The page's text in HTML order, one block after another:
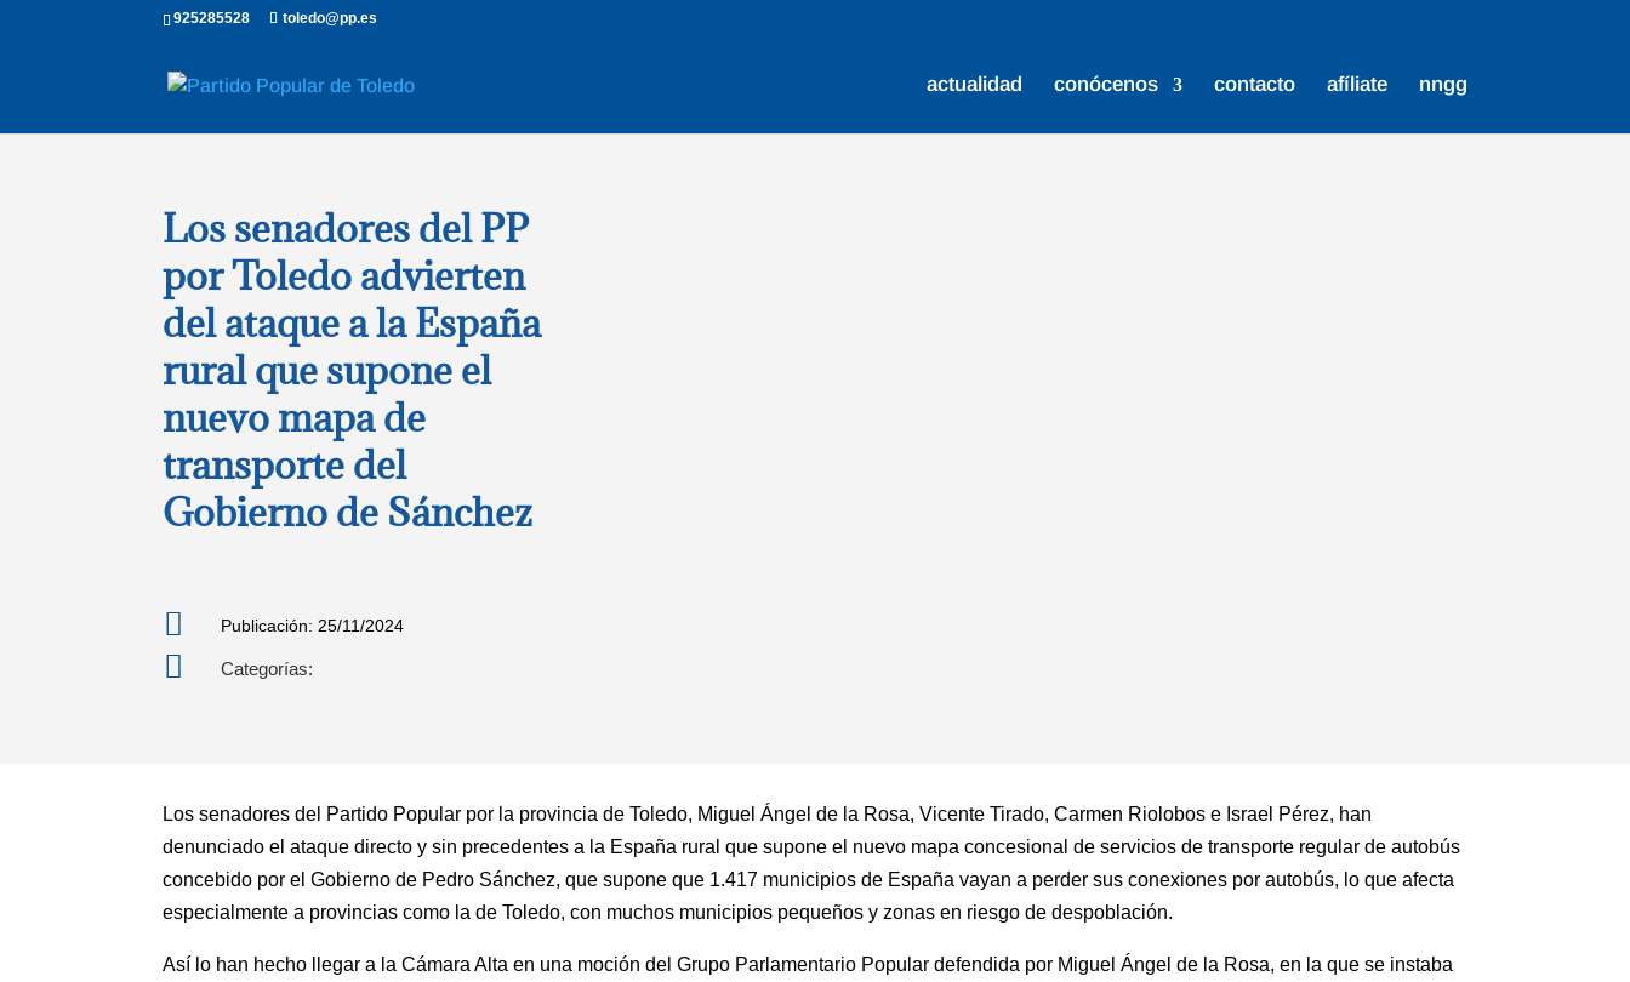
925285528 toledo@pp.es
actualidad conócenos contacto afíliate nngg
Los senadores del PP
por Toledo advierten
del ataque a la España
rural que supone el
nuevo mapa de
transporte del
Gobierno de Sánchez
 Publicación: 25/11/2024
 Categorías:
Los senadores del Partido Popular por la provincia de Toledo, Miguel Ángel de la Rosa, Vicente Tirado, Carmen Riolobos e Israel Pérez, han
denunciado el ataque directo y sin precedentes a la España rural que supone el nuevo mapa concesional de servicios de transporte regular de autobús
concebido por el Gobierno de Pedro Sánchez, que supone que 1.417 municipios de España vayan a perder sus conexiones por autobús, lo que afecta
especialmente a provincias como la de Toledo, con muchos municipios pequeños y zonas en riesgo de despoblación.
Así lo han hecho llegar a la Cámara Alta en una moción del Grupo Parlamentario Popular defendida por Miguel Ángel de la Rosa, en la que se instaba